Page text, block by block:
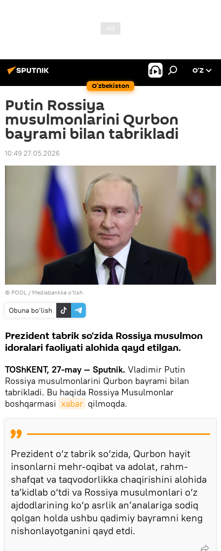
O‘zbekiston
O’Z
Putin Rossiya
musulmonlarini Qurbon
bayrami bilan tabrikladi
10:49 27.05.2026
© POOL / Mediabankka o‘tish
Obuna bo‘lish
Prezident tabrik so‘zida Rossiya musulmon
idoralari faoliyati alohida qayd etilgan.
TOShKENT, 27-may — Sputnik. Vladimir Putin
Rossiya musulmonlarini Qurbon bayrami bilan
tabrikladi. Bu haqida Rossiya Musulmonlar
boshqarmasi xabar qilmoqda.
Prezident o‘z tabrik so‘zida, Qurbon hayit
insonlarni mehr-oqibat va adolat, rahm-
shafqat va taqvodorlikka chaqirishini alohida
ta’kidlab o‘tdi va Rossiya musulmonlari o‘z
ajdodlarining ko‘p asrlik an’analariga sodiq
qolgan holda ushbu qadimiy bayramni keng
nishonlayotganini qayd etdi.